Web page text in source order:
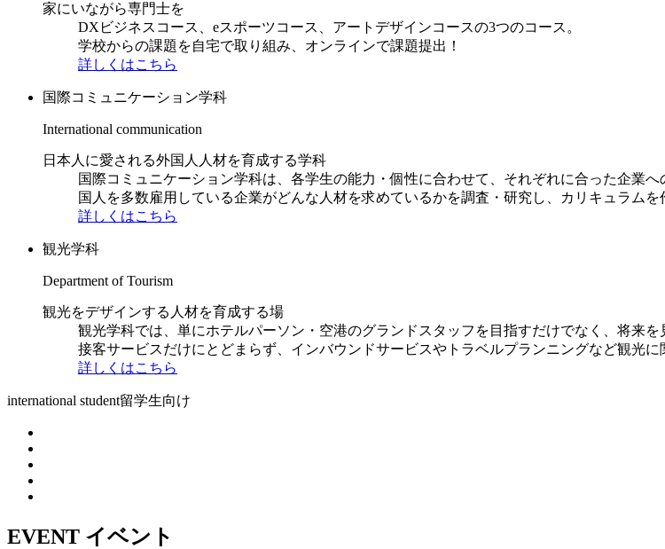
家にいながら専門士を
DXビジネスコース、eスポーツコース、アートデザインコースの3つのコース。
学校からの課題を自宅で取り組み、オンラインで課題提出！
詳しくはこちら
国際コミュニケーション学科
International communication
日本人に愛される外国人人材を育成する学科
国際コミュニケーション学科は、各学生の能力・個性に合わせて、それぞれに合った企業
国人を多数雇用している企業がどんな人材を求めているかを調査・研究し、カリキュラムを
詳しくはこちら
観光学科
Department of Tourism
観光をデザインする人材を育成する場
観光学科では、単にホテルパーソン・空港のグランドスタッフを目指すだけでなく、将来
接客サービスだけにとどまらず、インバウンドサービスやトラベルプランニングなど観光
詳しくはこちら
international student留学生向け
EVENT イベント